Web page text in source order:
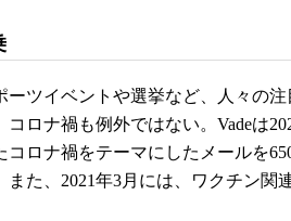
ツイベントや選挙など、人々の
コロナ禍も例外ではない。Vadeは
コロナ禍をテーマにしたメールを
また、2021年3月には、ワクチン関